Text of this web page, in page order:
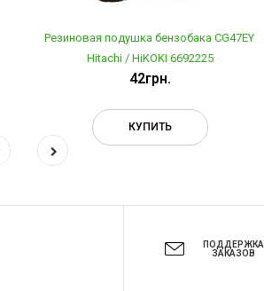
Резиновая подушка бензобака CG47EY
Hitachi / HiKOKI 6692225
42грн.
КУПИТЬ
ПОДДЕРЖКА
ЗАКАЗОВ